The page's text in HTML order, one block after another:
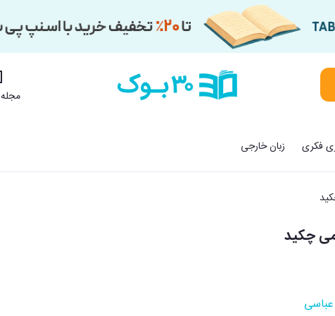
مجله
فکری زبان خارجی
چکید